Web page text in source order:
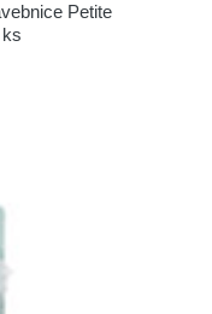
Petite